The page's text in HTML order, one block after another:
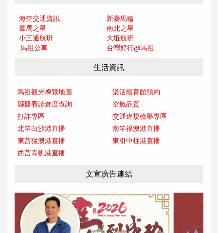
海空交通資訊
新臺馬輪
臺馬之星
南北之星
小三通航班
大坵航班
馬祖公車
台灣好行@馬祖
生活資訊
馬祖觀光導覽地圖
樂活體育館預約
縣醫看診進度查詢
空氣品質
打詐專區
交通違規檢舉專區
北竿白沙港直播
南竿福澳港直播
東莒猛澳港直播
東引中柱港直播
西莒青帆港直播
文宣廣告連結